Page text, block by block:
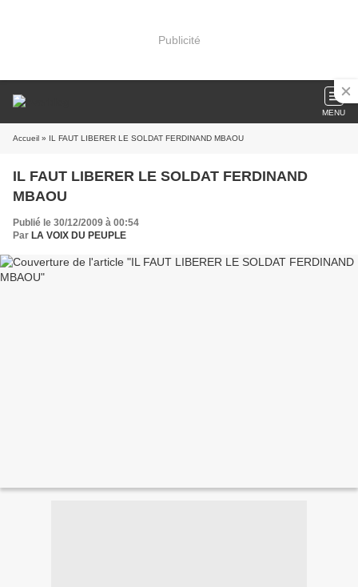
Publicité
MENU
Accueil » IL FAUT LIBERER LE SOLDAT FERDINAND MBAOU
IL FAUT LIBERER LE SOLDAT FERDINAND
MBAOU
Publié le 30/12/2009 à 00:54
Par LA VOIX DU PEUPLE